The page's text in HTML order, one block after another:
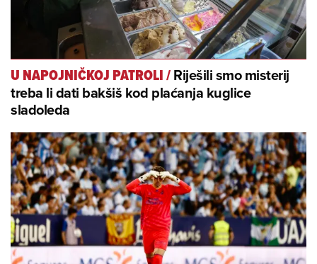
U NAPOJNIČKOJ PATROLI/Riješili smo misterij
treba li dati bakšiš kod plaćanja kuglice
sladoleda